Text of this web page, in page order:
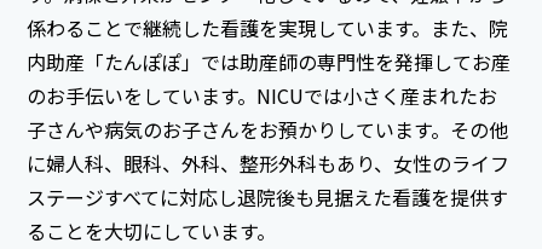
係わることで継続した看護を実現しています。また、院
内助産「たんぽぽ」では助産師の専門性を発揮してお産
のお手伝いをしています。NICUでは小さく産まれたお
子さんや病気のお子さんをお預かりしています。その他
に婦人科、眼科、外科、整形外科もあり、女性のライフ
ステージすべてに対応し退院後も見据えた看護を提供す
ることを大切にしています。